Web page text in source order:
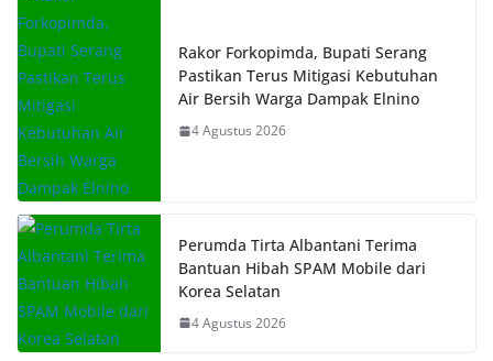
Rakor Forkopimda, Bupati Serang
Pastikan Terus Mitigasi Kebutuhan
Air Bersih Warga Dampak Elnino
4 Agustus 2026
Perumda Tirta Albantani Terima
Bantuan Hibah SPAM Mobile dari
Korea Selatan
4 Agustus 2026